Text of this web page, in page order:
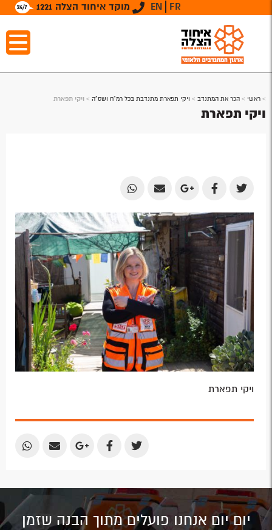
מוקד איחוד הצלה 1221 EN FR
> ראשי > הכר את המתנדב > ויקי תפארת מתנדבת בכל רמ"ח ושס"ה > ויקי תפארת
ויקי תפארת
Share
on
Twitter
Share
on
Facebook
Share
on
Google
Plus
Share
by
Email
Share
by
Email
ויקי תפארת
Share
Share
Share
Share
Share
יום יום אנחנו פועלים מתוך הבנה שזמן